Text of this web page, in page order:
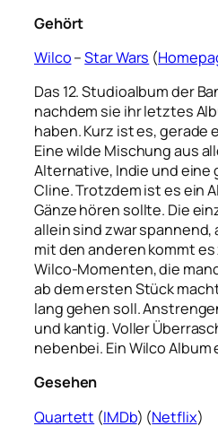
Gehört
Wilco–Star Wars (
Das 12. Studioalbum der
nachdem sie ihr letztes
haben. Kurz ist es, gerade
Eine wilde Mischung aus
Alternative, Indie und eine
Cline. Trotzdem ist es ein
Gänze hören sollte. Die
allein sind zwar spannend,
mit den anderen kommt
Wilco-Momenten, die
ab dem ersten Stück
lang gehen soll.
und kantig. Voller
nebenbei. Ein Wilco Album
Gesehen
Quartett (IMDb) (Netflix)